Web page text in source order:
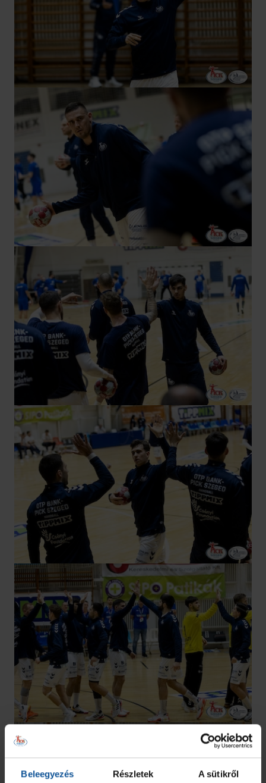
Beleegyezés Részletek A sütikről